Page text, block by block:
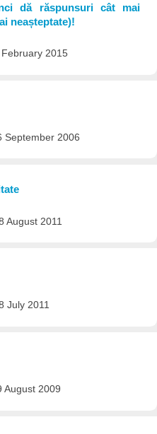
dă răspunsuri cât mai
neașteptate)!
2015
September 2006
August 2011
July 2011
August 2009